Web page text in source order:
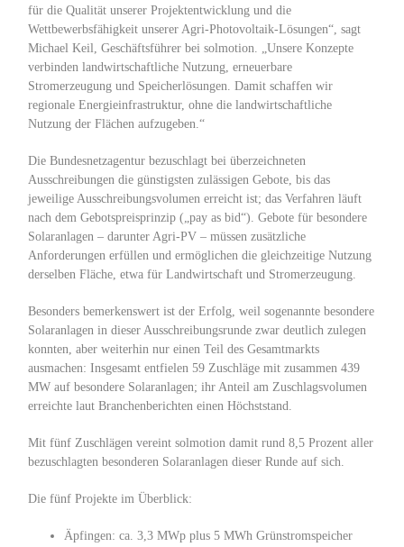
für die Qualität unserer Projektentwicklung und die
Wettbewerbsfähigkeit unserer Agri-Photovoltaik-Lösungen“, sagt
Michael Keil, Geschäftsführer bei solmotion. „Unsere Konzepte
verbinden landwirtschaftliche Nutzung, erneuerbare
Stromerzeugung und Speicherlösungen. Damit schaffen wir
regionale Energieinfrastruktur, ohne die landwirtschaftliche
Nutzung der Flächen aufzugeben.“
Die Bundesnetzagentur bezuschlagt bei überzeichneten
Ausschreibungen die günstigsten zulässigen Gebote, bis das
jeweilige Ausschreibungsvolumen erreicht ist; das Verfahren läuft
nach dem Gebotspreisprinzip („pay as bid“). Gebote für besondere
Solaranlagen – darunter Agri-PV – müssen zusätzliche
Anforderungen erfüllen und ermöglichen die gleichzeitige Nutzung
derselben Fläche, etwa für Landwirtschaft und Stromerzeugung.
Besonders bemerkenswert ist der Erfolg, weil sogenannte besondere
Solaranlagen in dieser Ausschreibungsrunde zwar deutlich zulegen
konnten, aber weiterhin nur einen Teil des Gesamtmarkts
ausmachen: Insgesamt entfielen 59 Zuschläge mit zusammen 439
MW auf besondere Solaranlagen; ihr Anteil am Zuschlagsvolumen
erreichte laut Branchenberichten einen Höchststand.
Mit fünf Zuschlägen vereint solmotion damit rund 8,5 Prozent aller
bezuschlagten besonderen Solaranlagen dieser Runde auf sich.
Die fünf Projekte im Überblick:
Äpfingen: ca. 3,3 MWp plus 5 MWh Grünstromspeicher